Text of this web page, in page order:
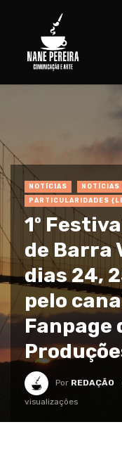
NOTÍCIAS
NOTÍCIAS
PARTICULARIDADES
1º
de Barra
dias 24,
pelo
Fanpage
Por REDAÇÃO
visualizações